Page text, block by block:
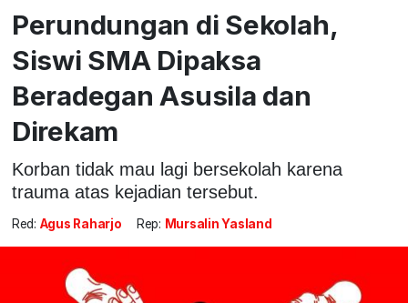
Perundungan di Sekolah,
Siswi SMA Dipaksa
Beradegan Asusila dan
Direkam
Korban tidak mau lagi bersekolah karena
trauma atas kejadian tersebut.
Red: Agus Raharjo Rep: Mursalin Yasland